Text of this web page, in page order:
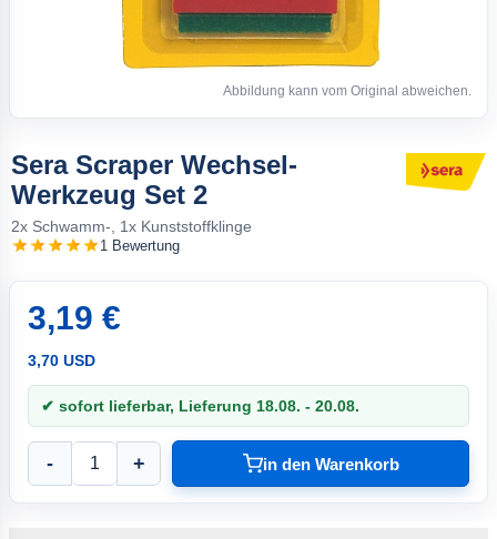
Abbildung kann vom Original abweichen.
Sera Scraper Wechsel-
Werkzeug Set 2
2x Schwamm-, 1x Kunststoffklinge
1 Bewertung
3,19 €
3,70 USD
✔ sofort lieferbar, Lieferung 18.08. - 20.08.
- + in den Warenkorb